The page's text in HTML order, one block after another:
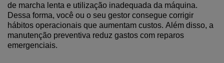
de marcha lenta e utilização inadequada da máquina.
Dessa forma, você ou o seu gestor consegue corrigir
hábitos operacionais que aumentam custos. Além disso, a
manutenção preventiva reduz gastos com reparos
emergenciais.